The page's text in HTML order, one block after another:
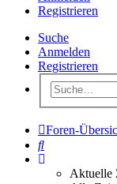
Registrieren
Suche
Anmelden
Registrieren
Foren-
Suche
Aktuelle